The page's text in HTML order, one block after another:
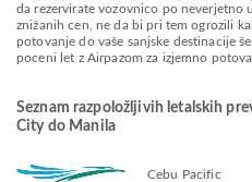
da rezervirate vozovnico po neverjetno
znižanih cen, ne da bi pri tem ogrozili
potovanje do vaše sanjske destinacije
poceni let z Airpazom za izjemno
Seznam razpoložljivih letalskih
City do Manila
Cebu Pacific